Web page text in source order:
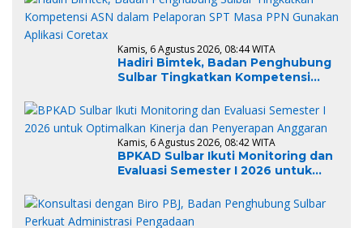
Kamis, 6 Agustus 2026, 08:44 WITA
Hadiri Bimtek, Badan Penghubung
Sulbar Tingkatkan Kompetensi
PPN Gunakan Aplikasi Coretax
Kamis, 6 Agustus 2026, 08:42 WITA
BPKAD Sulbar Ikuti Monitoring dan
Evaluasi Semester I 2026 untuk
Penyerapan Anggaran